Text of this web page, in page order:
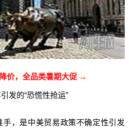
价，全品类暑期大促 →
发的“恐慌性抢运”
手，是中美贸易政策不确定性引发